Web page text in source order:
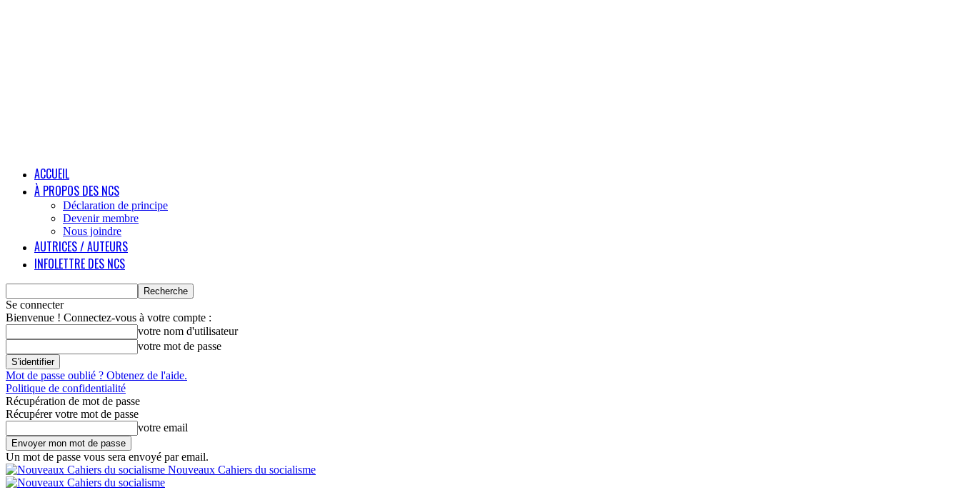
ACCUEIL
À PROPOS DES NCS
Déclaration de principe
Devenir membre
Nous joindre
AUTRICES / AUTEURS
INFOLETTRE DES NCS
Se connecter
Bienvenue ! Connectez-vous à votre compte :
votre nom d'utilisateur
votre mot de passe
Mot de passe oublié ? Obtenez de l'aide.
Politique de confidentialité
Récupération de mot de passe
Récupérer votre mot de passe
votre email
Un mot de passe vous sera envoyé par email.
Nouveaux Cahiers du socialisme